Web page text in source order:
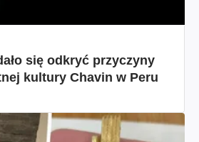
się odkryć przyczyny
kultury Chavin w Peru